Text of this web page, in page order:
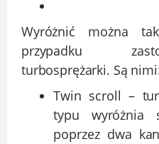
Wyróżnić można
przypadku
turbosprężarki. Są
Twin scroll –
typu wyróżnia
poprzez dwa